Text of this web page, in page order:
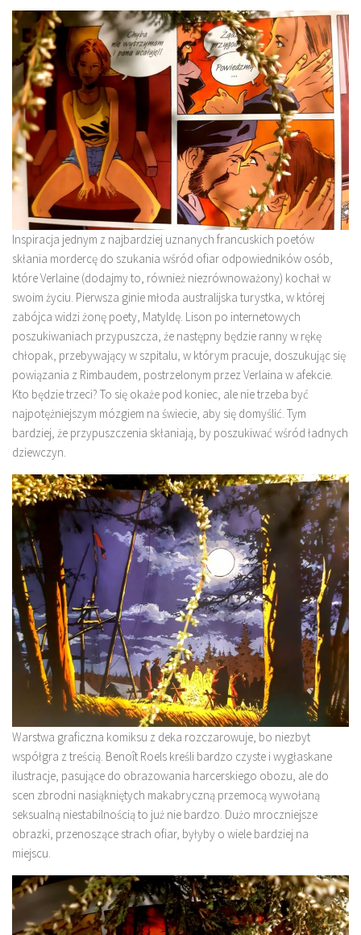
Inspiracja jednym z najbardziej uznanych francuskich poetów
skłania mordercę do szukania wśród ofiar odpowiedników osób,
które Verlaine (dodajmy to, również niezrównoważony) kochał w
swoim życiu. Pierwsza ginie młoda australijska turystka, w której
zabójca widzi żonę poety, Matyldę. Lison po internetowych
poszukiwaniach przypuszcza, że następny będzie ranny w rękę
chłopak, przebywający w szpitalu, w którym pracuje, doszukując się
powiązania z Rimbaudem, postrzelonym przez Verlaina w afekcie.
Kto będzie trzeci? To się okaże pod koniec, ale nie trzeba być
najpotężniejszym mózgiem na świecie, aby się domyślić. Tym
bardziej, że przypuszczenia skłaniają, by poszukiwać wśród ładnych
dziewczyn.
Warstwa graficzna komiksu z deka rozczarowuje, bo niezbyt
współgra z treścią. Benoît Roels kreśli bardzo czyste i wygłaskane
ilustracje, pasujące do obrazowania harcerskiego obozu, ale do
scen zbrodni nasiąkniętych makabryczną przemocą wywołaną
seksualną niestabilnością to już nie bardzo. Dużo mroczniejsze
obrazki, przenoszące strach ofiar, byłyby o wiele bardziej na
miejscu.